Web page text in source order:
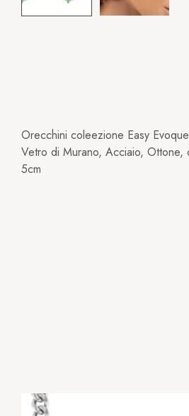
Orecchini coleezione Easy
Vetro di Murano, Acciaio, Ottone,
5cm